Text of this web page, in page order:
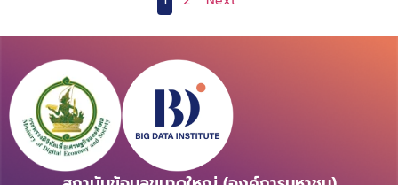
Model Fine-tuning (ULMFiT) [4] เพื่อเป็นแนวทางใน
การถ่ายทอดการเรียนรู้สำหรับ NLP แนวคิดหลักของแบบ
จำลองนี้มาจากแบบจำลองภาษา ซึ่งเป็นแบบจำลองที่
สามารถคาดการณ์คำถัดไปโดยพิจารณาจากคำที่มีอยู่
เปรียบเสมือนการใช้โทรศัพท์มือถือรุ่นใหม่ ๆ ที่มีการคาด
การณ์คำถัดไปให้ผู้ใช้งานในขณะที่ผู้ใช้งานกำลังพิมพ์
Q, K, V มาทำการคำนวณทางคณิตศาสตร์ตามรูปที่ 5 และ
ได้ผลลัพธ์ออกมาเป็นค่าความสัมพันธ์ระหว่าง Q สิ่งที่โมเดล
เข้ามา สำหรับผู้ที่สนใจรายละเอียดการคำนวณสามารถอ่าน
ต่อได้ในบทความงานวิจัยต้นฉบับชื่อ Attention Is All
You Need หรือบทความ Wikipedia ชื่อ Attention
(machine learning) นอกจากการคำนวณ Attention
แล้ว ในโมเดล Transformer ได้พัฒนาต่อเป็นกลไก Multi-
Head Attention เป็นการคำนวณ Attention หลายครั้ง
เข้ารหัสตามลำดับของคำในประโยคโดยเริ่มจาก “He” ไป
ภาษาไทยว่า “เขาเป็นนักเรียน” จะเห็นได้จากตัวอย่างว่า
RNN โมเดลที่ทำการแปลภาษานั้นสามารถทำได้ดี แต่ทว่า
การแปลภาษาของ RNN โมเดลนั้นก็ยังไม่เป็นผลที่มี
ประสิทธิภาพดีเท่าไหร่นักถ้าประโยคที่เรานำไม่ได้มีแค่ 4 คำ
ตัวโมเดลแปลภาษาจะมีปัญหาเกิดขึ้นสำหรับประโยคที่มีความ
ยาวมากๆ, การแปลขนาดย่อหน้า, หรือขนาดหนังสือเป็นเล่ม
มีประสบการณ์วิจัยเกี่ยวกับปัญญาประดิษฐ์มา ผู้เขียน
สามารถบอกได้อย่างมั่นใจว่า “ปัญญาประดิษฐ์จะยังไม่
ครองโลกในเร็ว ๆ นี้แน่นอน” เพราะความเก่งกาจจากการ
เรียนรู้ข้อมูลของปัญญาประดิษฐ์นั้นยังมีข้อจำกัดอย่างมาก
ตัวอย่างหนึ่งที่เห็นได้ชัดเจนคือการที่เทคโนโลยี Self-
Driving Car อย่างเต็มรูปแบบ (ไม่นับระบบช่วยเหลือในการ
ขับอย่าง Cruise Control) ถูกเคยถูกพูดถึงกันมาอย่าง
ยาวนานในวงการวิจัยนั้น ในขณะที่เขียนบทความนี้ (ตุลาคม